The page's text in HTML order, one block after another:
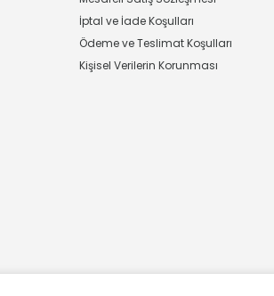
İptal ve İade Koşulları
Ödeme ve Teslimat Koşulları
Kişisel Verilerin Korunması